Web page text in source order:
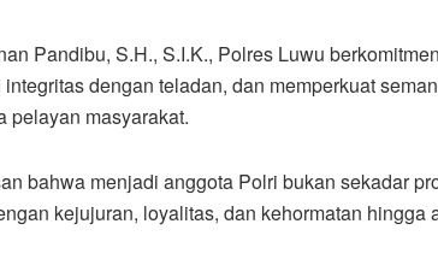
Pandibu, S.H., S.I.K., Polres Luwu
dengan teladan, dan memperkuat
pelayan masyarakat.
bahwa menjadi anggota Polri bukan sekadar
kejujuran, loyalitas, dan kehormatan hingga